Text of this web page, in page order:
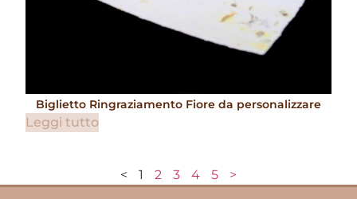
Biglietto Ringraziamento Fiore da personalizzare
Leggi tutto
< 1 2 3 4 5 >